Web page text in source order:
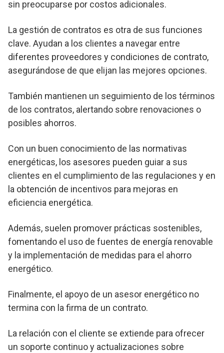
sin preocuparse por costos adicionales.
La gestión de contratos es otra de sus funciones
clave. Ayudan a los clientes a navegar entre
diferentes proveedores y condiciones de contrato,
asegurándose de que elijan las mejores opciones.
También mantienen un seguimiento de los términos
de los contratos, alertando sobre renovaciones o
posibles ahorros.
Con un buen conocimiento de las normativas
energéticas, los asesores pueden guiar a sus
clientes en el cumplimiento de las regulaciones y en
la obtención de incentivos para mejoras en
eficiencia energética.
Además, suelen promover prácticas sostenibles,
fomentando el uso de fuentes de energía renovable
y la implementación de medidas para el ahorro
energético.
Finalmente, el apoyo de un asesor energético no
termina con la firma de un contrato.
La relación con el cliente se extiende para ofrecer
un soporte continuo y actualizaciones sobre